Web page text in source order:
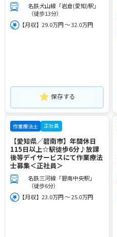
名鉄犬山線「岩倉(愛知)駅」
（徒歩13分）
【月収】29.0万円 ～ 32.0万円
保存する
作業療法士 正社員
【愛知県／碧南市】年間休日
115日以上☆駅徒歩6分♪放課
後等デイサービスにて作業療法
士募集＜正社員＞
名鉄三河線「碧南中央駅」
（徒歩6分）
【月収】23.0万円 ～ 25.0万円